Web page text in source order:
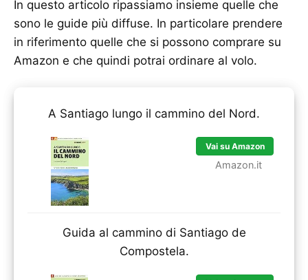
In questo articolo ripassiamo insieme quelle che
sono le guide più diffuse. In particolare prendere
in riferimento quelle che si possono comprare su
Amazon e che quindi potrai ordinare al volo.
A Santiago lungo il cammino del Nord.
Vai su Amazon
Amazon.it
Guida al cammino di Santiago de
Compostela.